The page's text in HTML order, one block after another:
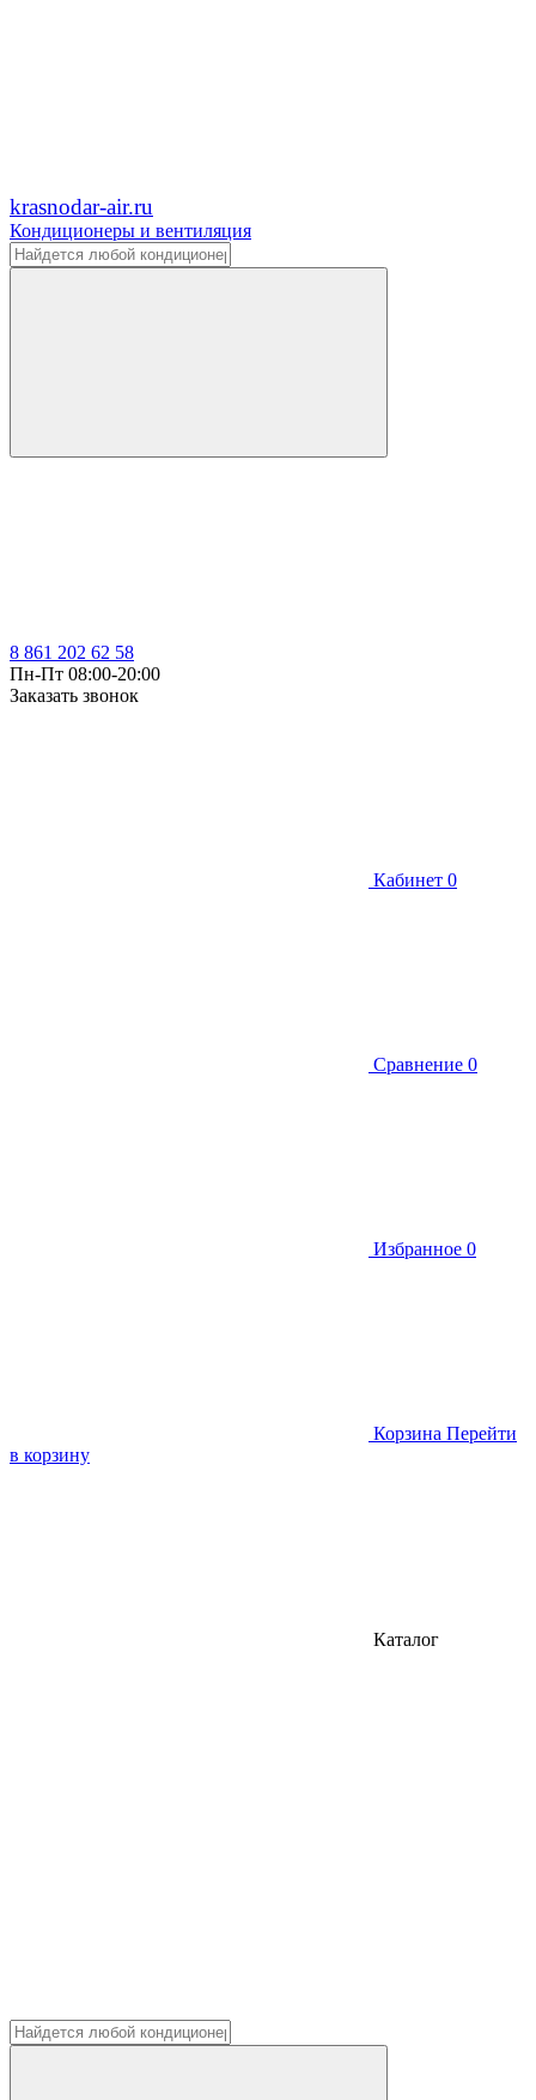
krasnodar-air.ru
Кондиционеры и вентиляция
8 861 202 62 58
Пн-Пт 08:00-20:00
Заказать звонок
Кабинет 0
Сравнение 0
Избранное 0
Корзина Перейти
в корзину
Каталог